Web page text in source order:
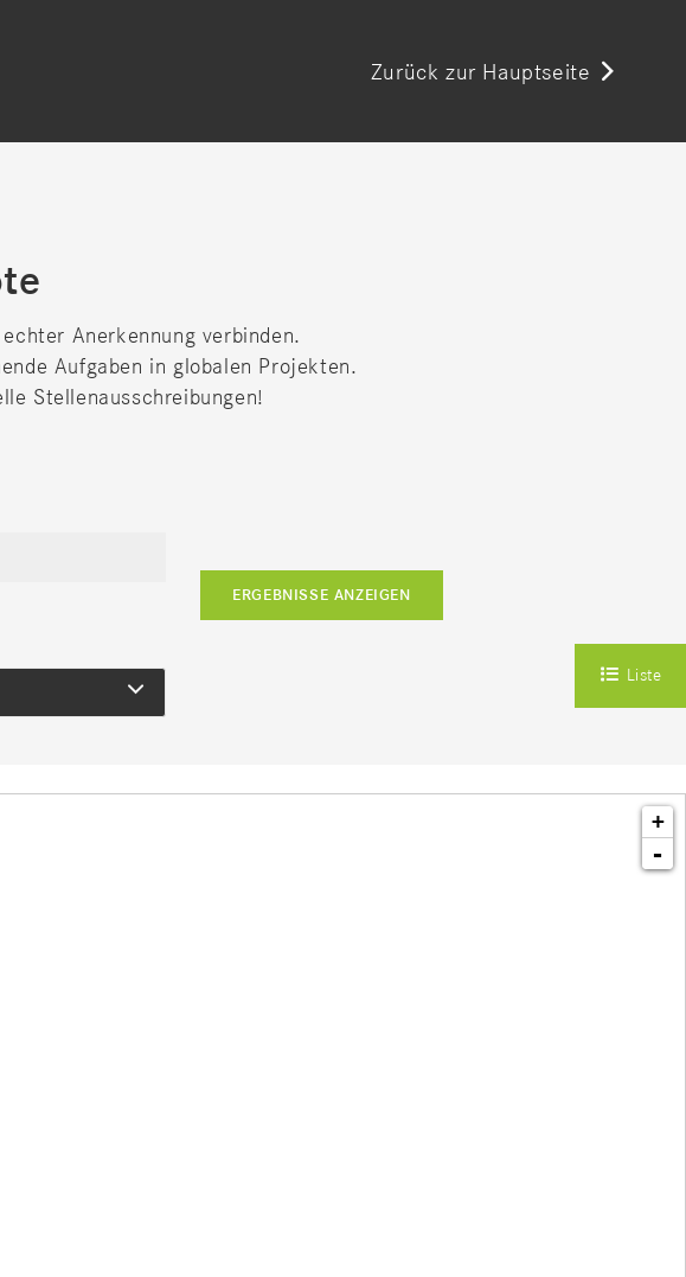
Zurück zur Hauptseite
Anerkennung verbinden.
Aufgaben in globalen Projekten.
Stellenausschreibungen!
ERGEBNISSE ANZEIGEN
+
-
Liste